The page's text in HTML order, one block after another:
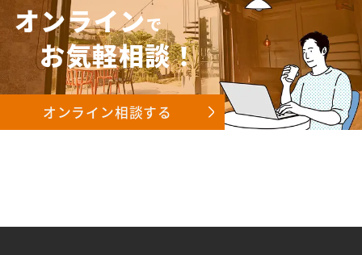
オンラインで
お気軽相談！
オンライン相談する